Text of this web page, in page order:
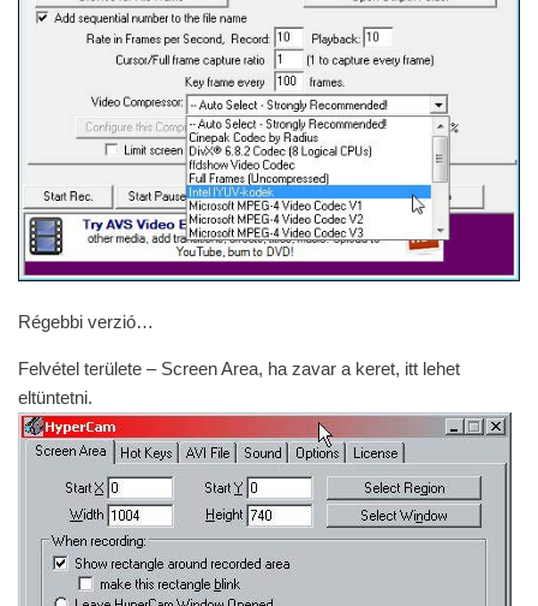
Régebbi verzió…
Felvétel területe – Screen Area, ha zavar a keret, itt lehet
eltüntetni.